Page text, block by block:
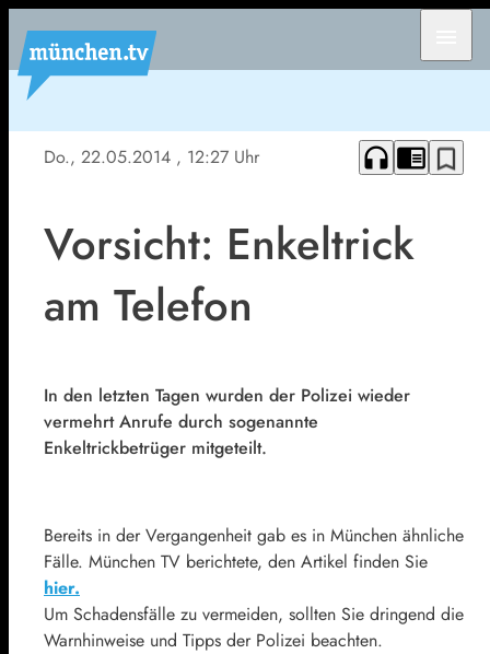
Do., 22.05.2014 , 12:27 Uhr headphones chrome_reader_mode bookmark_border
Vorsicht: Enkeltrick
am Telefon
In den letzten Tagen wurden der Polizei wieder
vermehrt Anrufe durch sogenannte
Enkeltrickbetrüger mitgeteilt.
Bereits in der Vergangenheit gab es in München ähnliche
Fälle. München TV berichtete, den Artikel finden Sie
hier.
Um Schadensfälle zu vermeiden, sollten Sie dringend die
Warnhinweise und Tipps der Polizei beachten.